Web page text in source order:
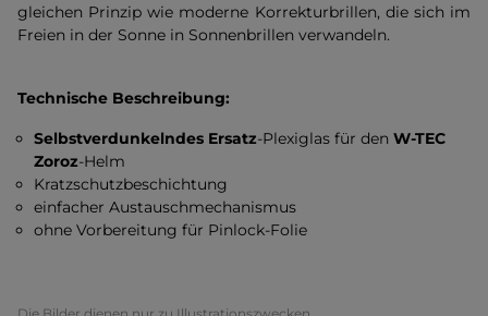
gleichen Prinzip wie moderne Korrekturbrillen, die sich im
Freien in der Sonne in Sonnenbrillen verwandeln.
Technische Beschreibung:
Selbstverdunkelndes Ersatz-Plexiglas für denW-TEC
Zoroz-Helm
Kratzschutzbeschichtung
einfacher Austauschmechanismus
ohne Vorbereitung für Pinlock-Folie